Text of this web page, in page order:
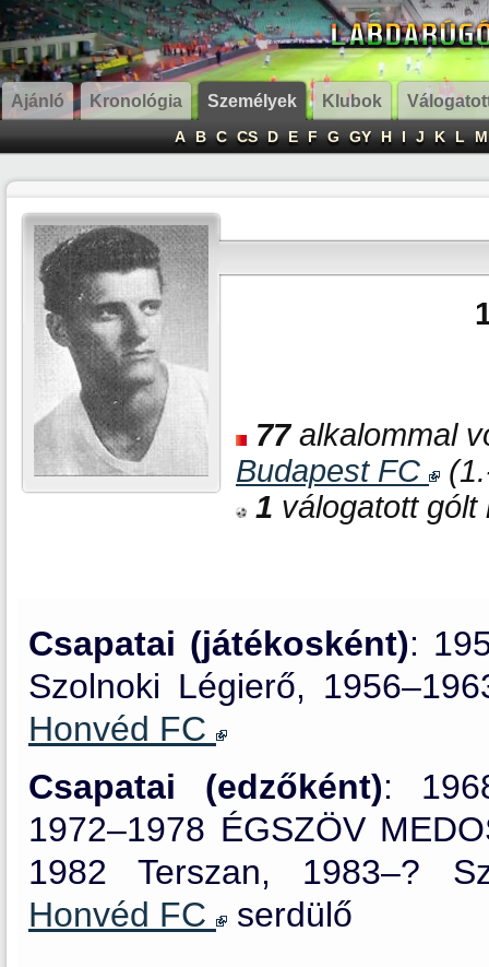
Ajánló Kronológia Személyek Klubok
A B C CS D E F G GY H I J K L M
77alkalommal
Budapest FC
1 válogatott gólt
Csapatai (játékosként):
Szolnoki Légierő,
Honvéd FC
Csapatai (edzőként):
1972–1978 ÉGSZÖV
1982 Terszan, 1983–?
Honvéd FC
serdülő